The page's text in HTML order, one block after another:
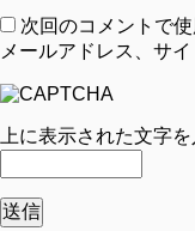
次回のコメントで
メールアドレス、サイ
上に表示された文字